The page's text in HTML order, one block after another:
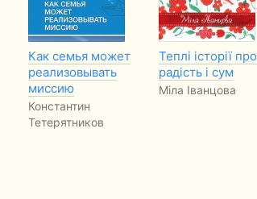
Как семья может
реализовывать
миссию
Константин
Тетерятников
Теплі історії про
радість і сум
Мiла Iванцова